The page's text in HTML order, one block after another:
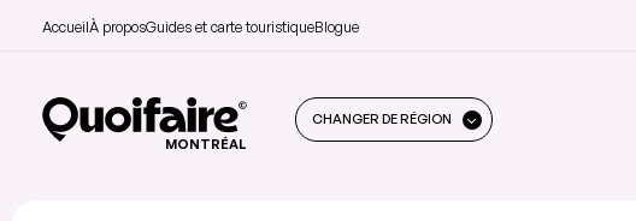
AccueilÀ proposGuides et carte touristiqueBlogue
MONTRÉAL
CHANGER DE RÉGION